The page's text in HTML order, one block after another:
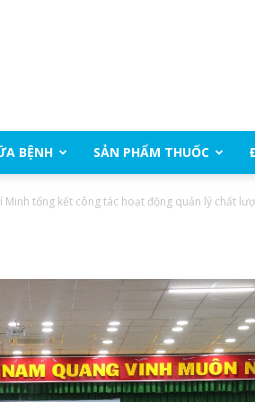
BỆNH SẢN PHẨM THUỐC
Minh tổng kết công tác hoạt động quản lý chất